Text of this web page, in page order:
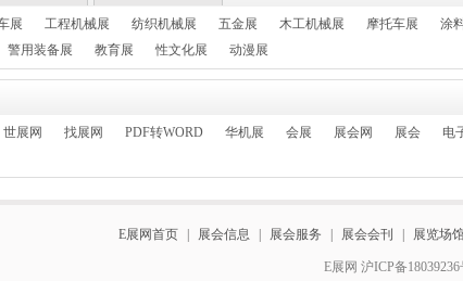
展 工程机械展 纺织机械展 五金展 木工机械展 摩托车展 涂
警用装备展 教育展 性文化展 动漫展
世展网 找展网 PDF转WORD 华机展 会展 展会网 展会 电
E展网首页 展会信息 展会服务 展会会刊 展览场
E展网 沪ICP备18039236